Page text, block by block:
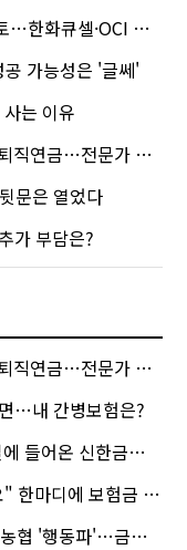
큐셀·OCI 영향은?
가능성은 '글쎄'
는 이유
금…전문가 조언은
문은 열었다
가 부담은?
금…전문가 조언은
…내 간병보험은?
어온 신한금융 AI
보험금 못 받을 뻔?
'…금감원 '신중모드'